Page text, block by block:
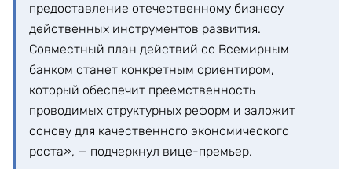
предоставление отечественному бизнесу
действенных инструментов развития.
Совместный план действий со Всемирным
банком станет конкретным ориентиром,
который обеспечит преемственность
проводимых структурных реформ и заложит
основу для качественного экономического
роста», — подчеркнул вице-премьер.